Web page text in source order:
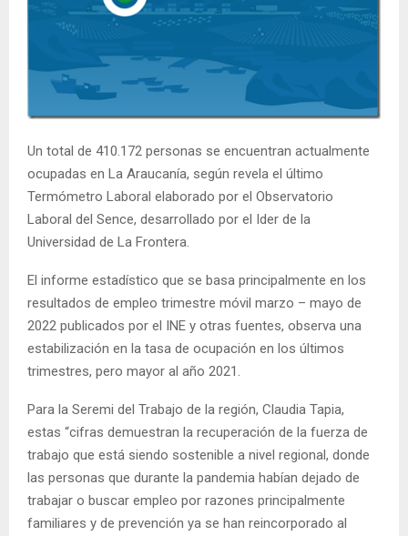
Un total de 410.172 personas se encuentran actualmente
ocupadas en La Araucanía, según revela el último
Termómetro Laboral elaborado por el Observatorio
Laboral del Sence, desarrollado por el Ider de la
Universidad de La Frontera.
El informe estadístico que se basa principalmente en los
resultados de empleo trimestre móvil marzo – mayo de
2022 publicados por el INE y otras fuentes, observa una
estabilización en la tasa de ocupación en los últimos
trimestres, pero mayor al año 2021.
Para la Seremi del Trabajo de la región, Claudia Tapia,
estas “cifras demuestran la recuperación de la fuerza de
trabajo que está siendo sostenible a nivel regional, donde
las personas que durante la pandemia habían dejado de
trabajar o buscar empleo por razones principalmente
familiares y de prevención ya se han reincorporado al